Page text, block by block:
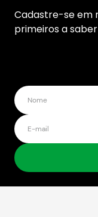
Cadastre-se em
primeiros a